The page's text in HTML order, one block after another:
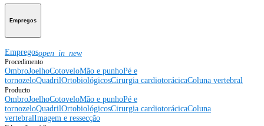
Empregos
Empregosopen_in_new
Procedimento
OmbroJoelhoCotoveloMão e punhoPé e
tornozeloQuadrilOrtobiológicosCirurgia cardiotorácicaColuna vertebral
Producto
OmbroJoelhoCotoveloMão e punhoPé e
tornozeloQuadrilOrtobiológicosCirurgia cardiotorácicaColuna
vertebralImagem e ressecção